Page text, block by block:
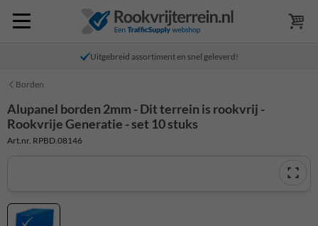
Uitgebreid assortiment en snel geleverd!
Borden
Alupanel borden 2mm - Dit terrein is rookvrij -
Rookvrije Generatie - set 10 stuks
Art.nr. RPBD.08146